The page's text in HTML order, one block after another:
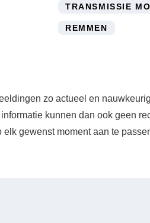
TRANSMISSIE
REMMEN
zo actueel en
kunnen dan ook geen
gewenst moment aan te